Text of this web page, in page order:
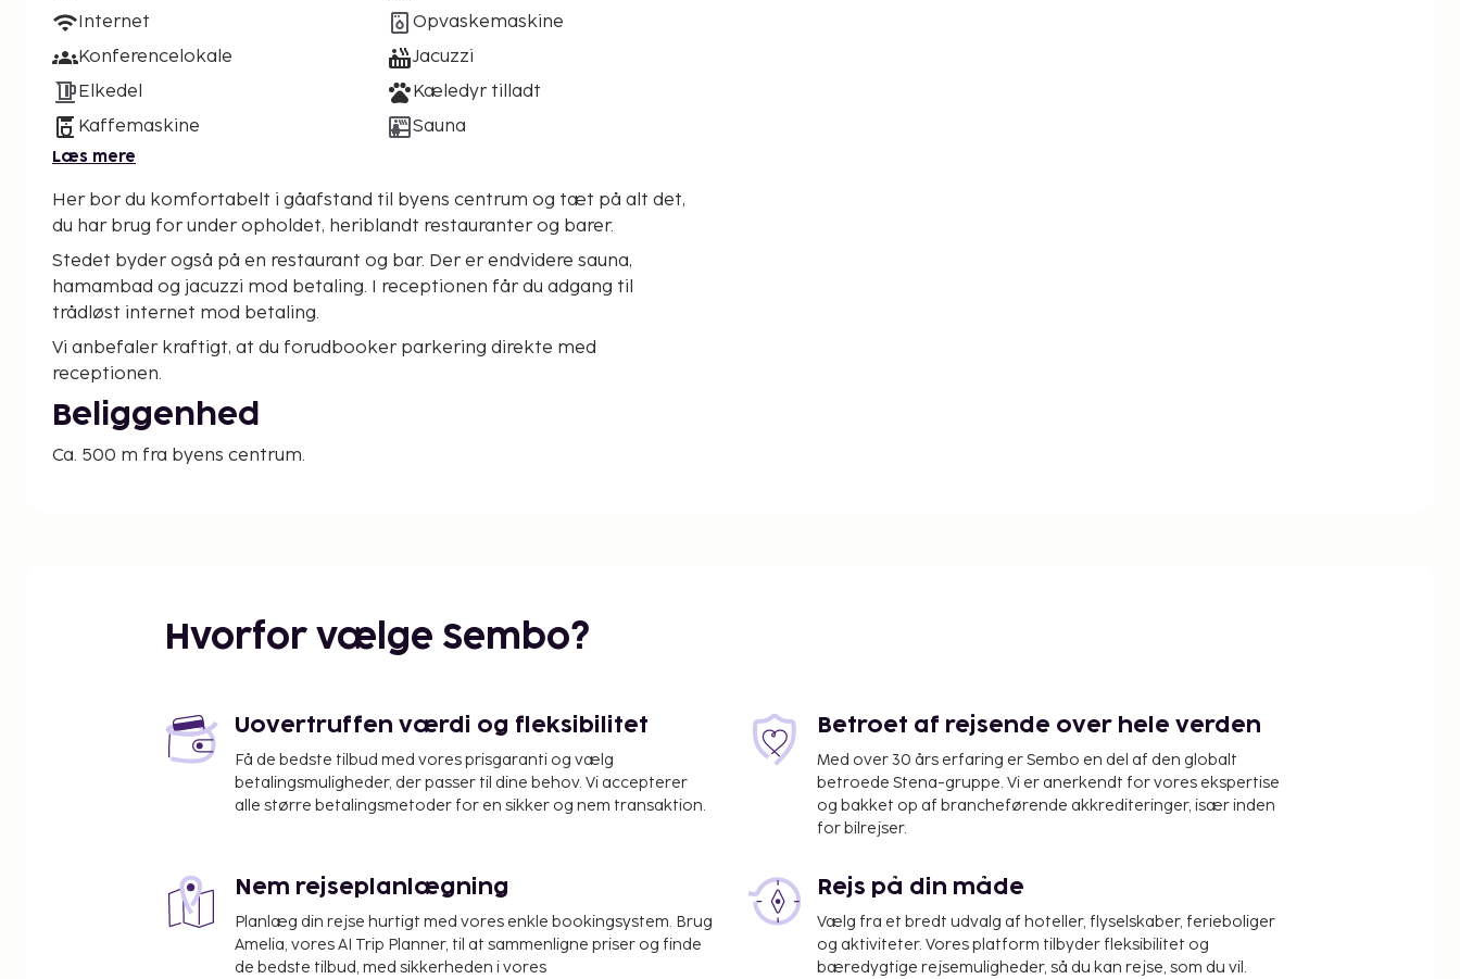
Internet
Konferencelokale
Elkedel
Kaffemaskine
Opvaskemaskine
Jacuzzi
Kæledyr tilladt
Sauna
Læs mere
Her bor du komfortabelt i gåafstand til byens centrum og tæt på alt det,
du har brug for under opholdet, heriblandt restauranter og barer.
Stedet byder også på en restaurant og bar. Der er endvidere sauna,
hamambad og jacuzzi mod betaling. I receptionen får du adgang til
trådløst internet mod betaling.
Vi anbefaler kraftigt, at du forudbooker parkering direkte med
receptionen.
Beliggenhed
Ca. 500 m fra byens centrum.
toilet. Altan eller terrasse.
Bygningens faciliteter
konferencerum, Wi-Fi.
Husdyr mod betaling.
Slutrengøring indgår. Køkkenrengøring udføres af gæsten. Sengelinned og
håndklæder indgår. Turistskat/Miljøgebyr betales på plads. Depositum €
Hvorfor vælge Sembo?
Uovertruffen værdi og fleksibilitet
Få de bedste tilbud med vores prisgaranti og vælg
betalingsmuligheder, der passer til dine behov. Vi accepterer
alle større betalingsmetoder for en sikker og nem transaktion.
Betroet af rejsende over hele verden
Med over 30 års erfaring er Sembo en del af den globalt
betroede Stena-gruppe. Vi er anerkendt for vores ekspertise
og bakket op af brancheførende akkrediteringer, især inden
for bilrejser.
Nem rejseplanlægning
Planlæg din rejse hurtigt med vores enkle bookingsystem. Brug
Amelia, vores AI Trip Planner, til at sammenligne priser og finde
de bedste tilbud, med sikkerheden i vores
Rejs på din måde
Vælg fra et bredt udvalg af hoteller, flyselskaber, ferieboliger
og aktiviteter. Vores platform tilbyder fleksibilitet og
bæredygtige rejsemuligheder, så du kan rejse, som du vil.